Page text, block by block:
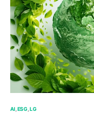
AI ESG LG